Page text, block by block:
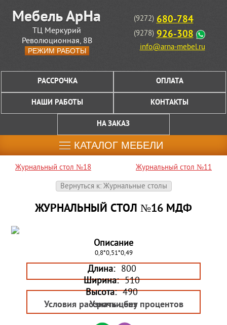
ТЦ Меркурий
Революционная, 8В
РЕЖИМ РАБОТЫ
(9272) 680-784
(9278) 926-308
info@arna-mebel.ru
РАССРОЧКА ОПЛАТА
НАШИ РАБОТЫ КОНТАКТЫ
НА ЗАКАЗ
КАТАЛОГ МЕБЕЛИ
Журнальный стол №18
Журнальный стол №11
Вернуться к: Журнальные столы
ЖУРНАЛЬНЫЙ СТОЛ №16 МДФ
Описание
0,8*0,51*0,49
Длина: 800
Ширина: 510
Высота: 490
Узнать цену
Условия рассрочки без процентов